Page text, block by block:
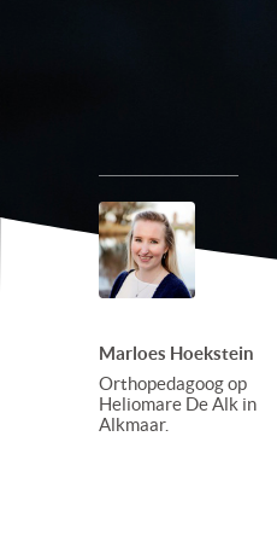
Marloes Hoekstein
Orthopedagoog op
Heliomare De Alk in
Alkmaar.